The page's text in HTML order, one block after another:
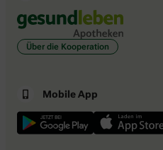
Über die Kooperation
Mobile App